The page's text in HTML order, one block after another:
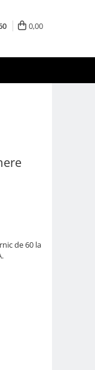
0,00
de 60 la